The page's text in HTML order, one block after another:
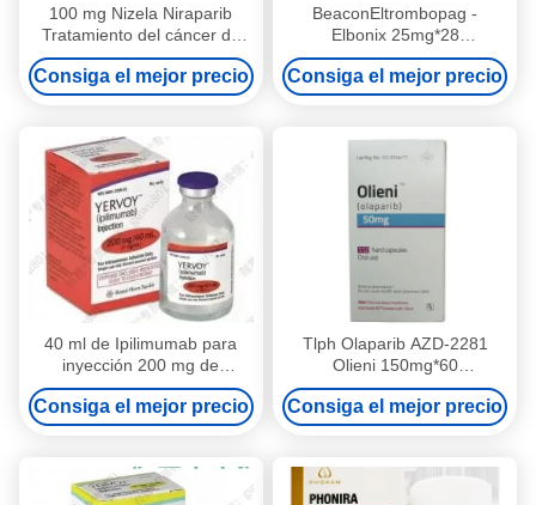
100 mg Nizela Niraparib
Tratamiento del cáncer de
ovario 30 cápsulas
Consiga el mejor precio
BeaconEltrombopag -
Elbonix 25mg*28
comprimidos/frasco
(caja)/50mg*28
comprimidos/frasco
de pulmón en estadio 1 2 3
Consiga el mejor precio
40 ml de Ipilimumab para
inyección 200 mg de
Ipilimumab para el cáncer
colorrectal
Consiga el mejor precio
Tlph Olaparib AZD-2281
Olieni 150mg*60
comprimidos Cáncer de
mama, cáncer de páncreas,
cáncer de ovario, cáncer de
peritoneo para cáncer en
estadio 1 2 3
Consiga el mejor precio